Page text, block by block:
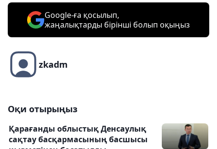
Google-ға қосылып,
жаңалықтарды бірінші болып оқыңыз
zkadm
Оқи отырыңыз
Қарағанды ​​облыстық Денсаулық
сақтау басқармасының басшысы